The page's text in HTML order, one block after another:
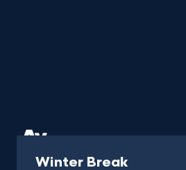
Winter Break